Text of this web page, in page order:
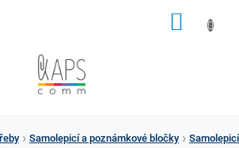
Samolepicí a poznámkové bločky